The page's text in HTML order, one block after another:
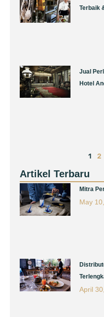
Terbaik
Jual
Hotel
1 2
Artikel Terbaru
Mitra
May
April
Page